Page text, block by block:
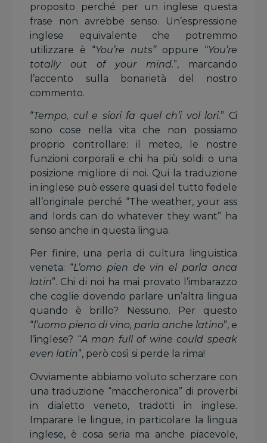
proposito perché per un inglese questa
frase non avrebbe senso. Un’espressione
inglese equivalente che potremmo
utilizzare è “You’re nuts”oppure “You’re
totally out of your mind.”, marcando
l’accento sulla bonarietà del nostro
commento.
“Tempo, cul e siori fa quel ch’i vol lori.” Ci
sono cose nella vita che non possiamo
proprio controllare: il meteo, le nostre
funzioni corporali e chi ha più soldi o una
posizione migliore di noi. Qui la traduzione
in inglese può essere quasi del tutto fedele
all’originale perché “The weather, your ass
and lords can do whatever they want” ha
senso anche in questa lingua.
Per finire, una perla di cultura linguistica
veneta: “L’omo pien de vin el parla anca
latin”. Chi di noi ha mai provato l’imbarazzo
che coglie dovendo parlare un’altra lingua
quando è brillo? Nessuno. Per questo
“l’uomo pieno di vino, parla anche latino”, e
l’inglese? “A man full of wine could speak
even latin”, però così si perde la rima!
Ovviamente abbiamo voluto scherzare con
una traduzione “maccheronica” di proverbi
in dialetto veneto, tradotti in inglese.
Imparare le lingue, in particolare la lingua
inglese, è cosa seria ma anche piacevole,